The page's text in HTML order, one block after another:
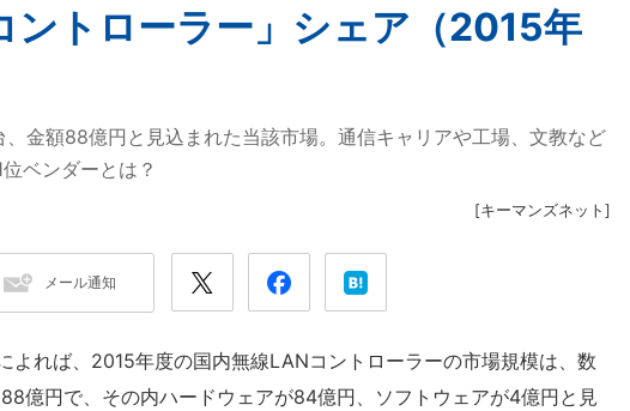
ントローラー」シェア（2015年
金額88億円と見込まれた当該市場。通信キャリアや工場、文教など
ベンダーとは？
[キーマンズネット ]
メール通知
よれば、2015年度の国内無線LANコントローラーの市場規模は、数
億円で、その内ハードウェアが84億円、ソフトウェアが4億円と見